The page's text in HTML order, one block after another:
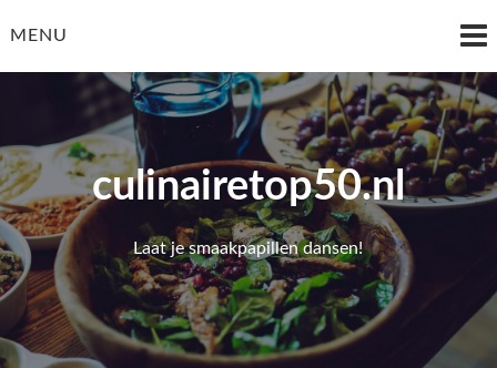
toMENU
culinairetop50.nl
Laat je smaakpapillen dansen!